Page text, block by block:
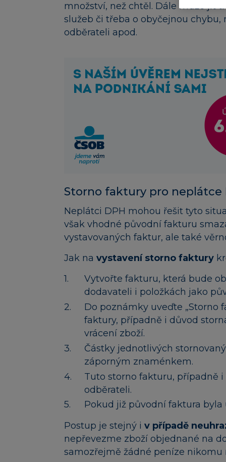
množství, než chtěl. Dále může jít
služeb či třeba o obyčejnou
odběrateli apod.
Storno faktury pro neplátce
Neplátci DPH mohou řešit tyto
však vhodné původní fakturu
vystavovaných faktur, ale také
Jak na vystavení storno faktury
Vytvořte fakturu, která bude
dodavateli i položkách jako
Do poznámky uveďte „Storno
faktury, případně i důvod
vrácení zboží.
Částky jednotlivých
záporným znaménkem.
Tuto storno fakturu, případně
odběrateli.
Pokud již původní faktura byla
Postup je stejný i v případě
nepřevezme zboží objednané na
samozřejmě žádné peníze nikomu